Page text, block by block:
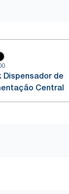
Dispensador de
Central